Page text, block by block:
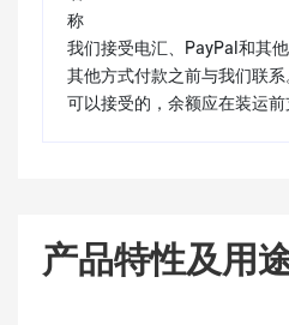
我们接受电汇、PayPal和其
其他方式付款之前与我们联
可以接受的，余额应在装运前
产品特性及用